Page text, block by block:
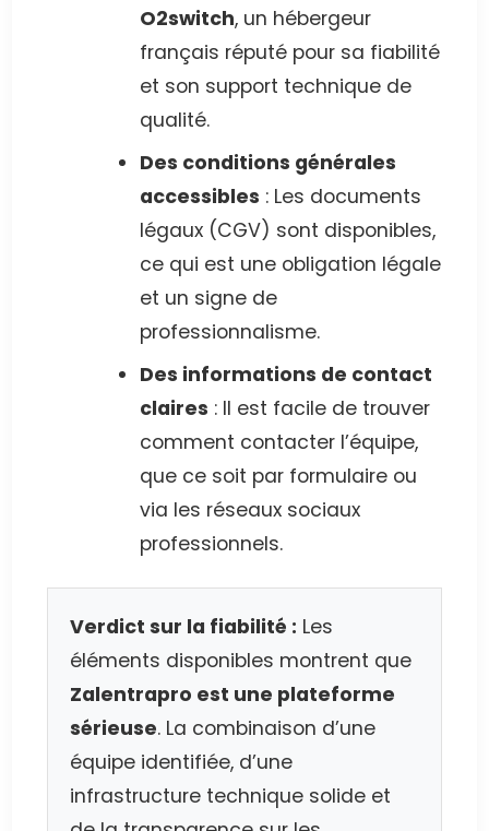
O2switch, un hébergeur
français réputé pour sa fiabilité
et son support technique de
qualité.
Des conditions générales
accessibles : Les documents
légaux (CGV) sont disponibles,
ce qui est une obligation légale
et un signe de
professionnalisme.
Des informations de contact
claires : Il est facile de trouver
comment contacter l’équipe,
que ce soit par formulaire ou
via les réseaux sociaux
professionnels.
Verdict sur la fiabilité : Les
éléments disponibles montrent que
Zalentrapro est une plateforme
sérieuse. La combinaison d’une
équipe identifiée, d’une
infrastructure technique solide et